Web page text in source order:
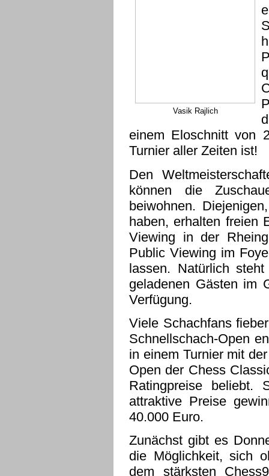
Vasik Rajlich
einem Eloschnitt von
Turnier aller Zeiten ist!
Den
können die
beiwohnen.
haben, erhalten freien
Viewing in der
Public Viewing im
lassen. Natürlich
geladenen Gästen im
Verfügung.
Viele Schachfans
Schnellschach-Open
in einem Turnier mit
Open der Chess
Ratingpreise beliebt.
attraktive Preise
40.000 Euro.
Zunächst gibt es
die Möglichkeit, sich
dem stärksten